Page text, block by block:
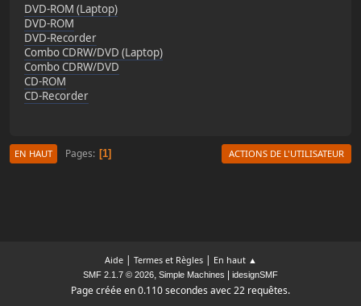
DVD-ROM (Laptop)
DVD-ROM
DVD-Recorder
Combo CDRW/DVD (Laptop)
Combo CDRW/DVD
CD-ROM
CD-Recorder
EN HAUT Pages 1 ACTIONS DE L'UTILISATEUR
Aide| Termes et Règles| En haut ▲
SMF 2.1.7 © 2026, Simple Machines idesignSMF
Page créée en 0.110 secondes avec 22 requêtes.